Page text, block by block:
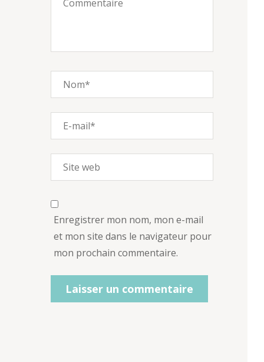
Enregistrer mon nom, mon e-mail
et mon site dans le navigateur pour
mon prochain commentaire.